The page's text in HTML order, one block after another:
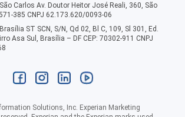
Carlos Av. Doutor Heitor José Reali, 360, São
385 CNPJ 62.173.620/0093-06
ST SCN, S/N, Qd 02, Bl C, 109, Sl 301, Ed.
Asa Sul, Brasília – DF CEP: 70302-911 CNPJ
Solutions, Inc. Experian Marketing